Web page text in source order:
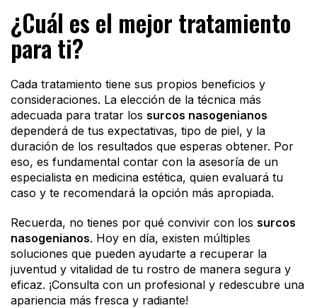
¿Cuál es el mejor tratamiento
para ti?
Cada tratamiento tiene sus propios beneficios y
consideraciones. La elección de la técnica más
adecuada para tratar los surcos nasogenianos
dependerá de tus expectativas, tipo de piel, y la
duración de los resultados que esperas obtener. Por
eso, es fundamental contar con la asesoría de un
especialista en medicina estética, quien evaluará tu
caso y te recomendará la opción más apropiada.
Recuerda, no tienes por qué convivir con los surcos
nasogenianos. Hoy en día, existen múltiples
soluciones que pueden ayudarte a recuperar la
juventud y vitalidad de tu rostro de manera segura y
eficaz. ¡Consulta con un profesional y redescubre una
apariencia más fresca y radiante!